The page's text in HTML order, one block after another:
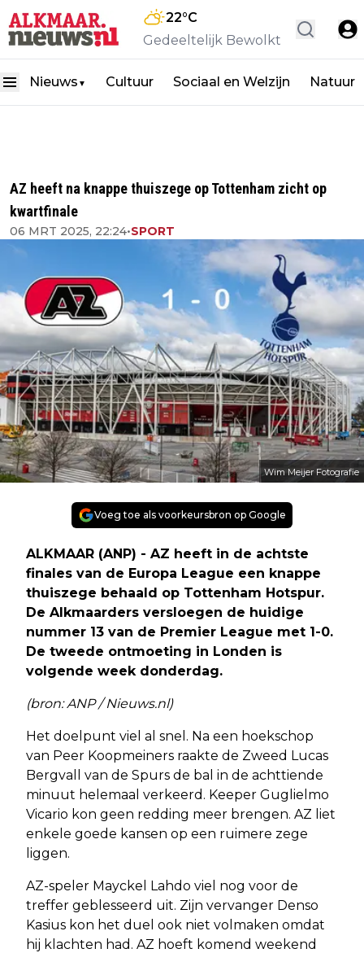
22°C
Gedeeltelijk Bewolkt
Nieuws ▼ Cultuur Sociaal en Welzijn Natuur
AZ heeft na knappe thuiszege op Tottenham zicht op
kwartfinale
06 MRT 2025, 22:24•SPORT
Wim Meijer Fotografie
Voeg toe als voorkeursbron op Google
ALKMAAR (ANP) - AZ heeft in de achtste
finales van de Europa League een knappe
thuiszege behaald op Tottenham Hotspur.
De Alkmaarders versloegen de huidige
nummer 13 van de Premier League met 1-0.
De tweede ontmoeting in Londen is
volgende week donderdag.
(bron: ANP / Nieuws.nl)
Het doelpunt viel al snel. Na een hoekschop
van Peer Koopmeiners raakte de Zweed Lucas
Bergvall van de Spurs de bal in de achttiende
minuut helemaal verkeerd. Keeper Guglielmo
Vicario kon geen redding meer brengen. AZ liet
enkele goede kansen op een ruimere zege
liggen.
AZ-speler Mayckel Lahdo viel nog voor de
treffer geblesseerd uit. Zijn vervanger Denso
Kasius kon het duel ook niet volmaken omdat
hij klachten had. AZ hoeft komend weekend